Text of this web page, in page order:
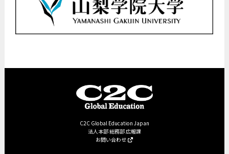
C2C Global Education Japan
法人本部 総務部 広報課
お問い合わせ